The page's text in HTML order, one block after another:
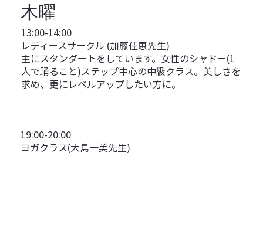
木曜
13:00-14:00
レディースサークル (加藤佳恵先生)
主にスタンダートをしています。女性のシャドー(1
人で踊ること)ステップ中心の中級クラス。美しさを
求め、更にレベルアップしたい方に。
19:00-20:00
ヨガクラス(大島一美先生)